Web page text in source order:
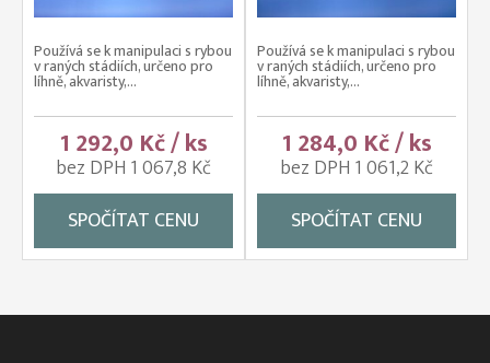
Používá se k manipulaci s rybou
v raných stádiích, určeno pro
líhně, akvaristy,...
1 292,0 Kč / ks
bez DPH 1 067,8 Kč
SPOČÍTAT CENU
Používá se k manipulaci s rybou
v raných stádiích, určeno pro
líhně, akvaristy,...
1 284,0 Kč / ks
bez DPH 1 061,2 Kč
SPOČÍTAT CENU